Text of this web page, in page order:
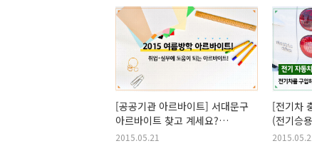
[공공기관 아르바이트] 서대문구
아르바이트 찾고 계세요?
대학생을 위한 여름방학
2015.05.21
[전기차
(전기승
구입하면